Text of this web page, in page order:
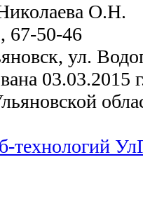
О.Н.
67-50-46
ул.
03.03.2015
технологий